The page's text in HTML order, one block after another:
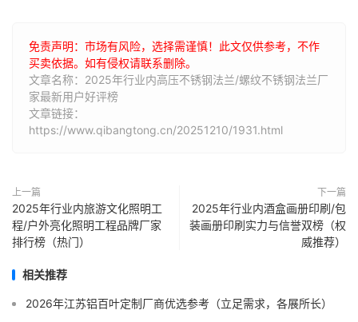
免责声明：市场有风险，选择需谨慎！此文仅供参考，不作
买卖依据。如有侵权请联系删除。
文章名称：2025年行业内高压不锈钢法兰/螺纹不锈钢法兰厂
家最新用户好评榜
文章链接：
https://www.qibangtong.cn/20251210/1931.html
上一篇
2025年行业内旅游文化照明工
程/户外亮化照明工程品牌厂家
排行榜（热门）
下一篇
2025年行业内酒盒画册印刷/包
装画册印刷实力与信誉双榜（权
威推荐）
相关推荐
2026年江苏铝百叶定制厂商优选参考（立足需求，各展所长）